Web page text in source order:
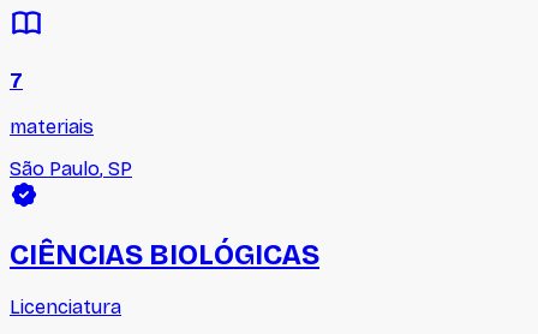
7
materiais
São Paulo, SP
CIÊNCIAS BIOLÓGICAS
Licenciatura